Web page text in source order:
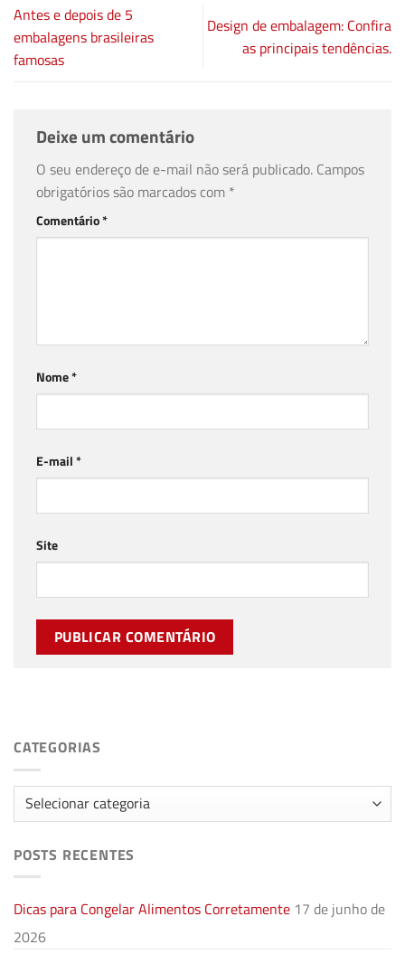
Antes e depois de 5
embalagens brasileiras
famosas
Design de embalagem: Confira
as principais tendências.
Deixe um comentário
O seu endereço de e-mail não será publicado. Campos
obrigatórios são marcados com *
Comentário*
Nome*
E-mail*
Site
CATEGORIAS
Categorias
POSTS RECENTES
Dicas para Congelar Alimentos Corretamente 17 de junho de
2026